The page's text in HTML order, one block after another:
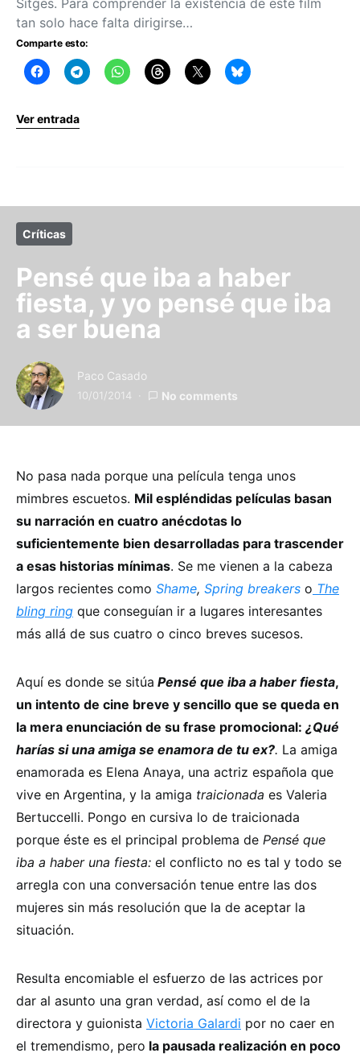
tan solo hace falta dirigirse…
Comparte esto:
Ver entrada
Críticas
Pensé que iba a haber
fiesta, y yo pensé que iba
a ser buena
Paco Casado
10/01/2014 No comments
No pasa nada porque una película tenga unos
mimbres escuetos. Mil espléndidas películas basan
su narración en cuatro anécdotas lo
suficientemente bien desarrolladas para trascender
a esas historias mínimas. Se me vienen a la cabeza
largos recientes como Shame, Spring breakers o The
bling ring que conseguían ir a lugares interesantes
más allá de sus cuatro o cinco breves sucesos.
Aquí es donde se sitúa Pensé que iba a haber fiesta,
un intento de cine breve y sencillo que se queda en
la mera enunciación de su frase promocional: ¿Qué
harías si una amiga se enamora de tu ex?. La amiga
enamorada es Elena Anaya, una actriz española que
vive en Argentina, y la amiga traicionada es Valeria
Bertuccelli. Pongo en cursiva lo de traicionada
porque éste es el principal problema de Pensé que
iba a haber una fiesta: el conflicto no es tal y todo se
arregla con una conversación tenue entre las dos
mujeres sin más resolución que la de aceptar la
situación.
Resulta encomiable el esfuerzo de las actrices por
dar al asunto una gran verdad, así como el de la
directora y guionista Victoria Galardi por no caer en
el tremendismo, pero la pausada realización en poco